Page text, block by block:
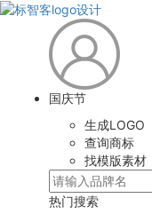
国庆节
生成LOGO
查询商标
找模版素材
热门搜索